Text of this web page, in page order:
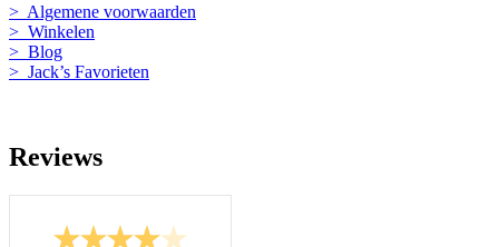
> Algemene voorwaarden
> Winkelen
> Blog
> Jack’s Favorieten
Reviews